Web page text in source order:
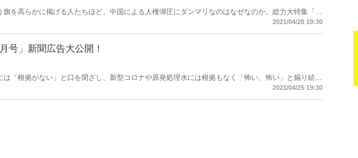
旗を高らかに掲げる人たちほど、中国による人権弾圧にダンマリなのはなぜなのか。総力大特集「習
公明党の闇、中国製EVの幻想、半年目の菅政権、小池百合子のコロナ暗愚都政、朝日新聞がつくっ
2021/04/28 19:30
号」新聞広告大公開！
は「根拠がない」と口を閉ざし、新型コロナや原発処理水には根拠もなく「怖い、怖い」と煽り続け
。彼らの目的は何なのか。「習近平の犯罪」「コムロ禍という皇室の危機」「半年目の菅政権」「福
2021/04/25 19:30